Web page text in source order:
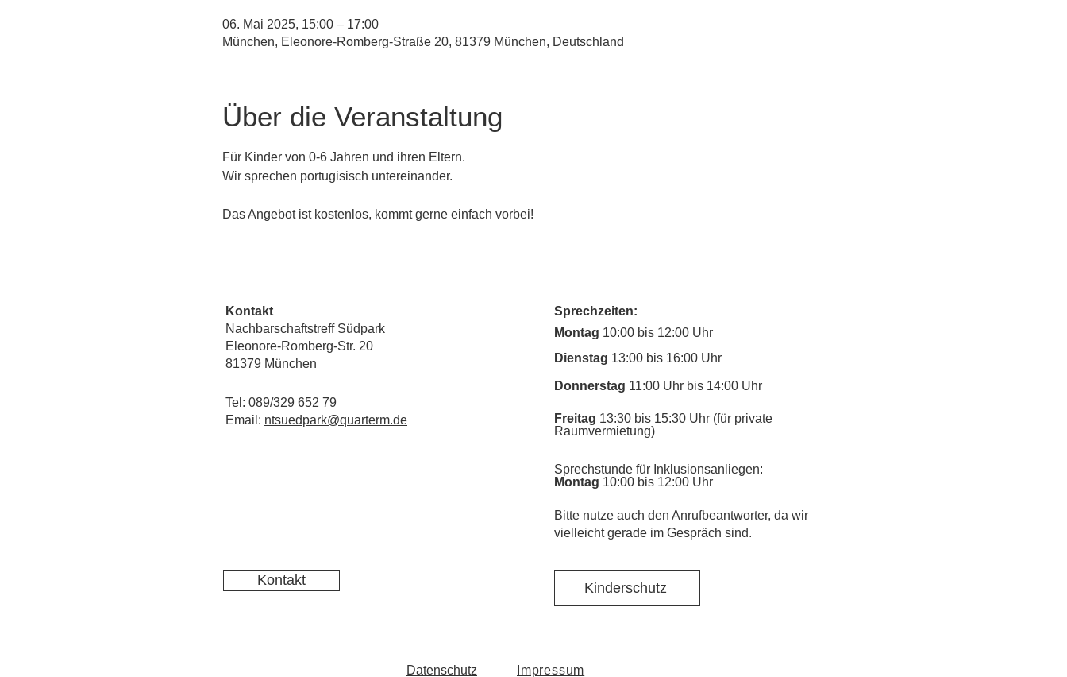
06. Mai 2025, 15:00 – 17:00
München, Eleonore-Romberg-Straße 20, 81379 München, Deutschland
Über die Veranstaltung
Für Kinder von 0-6 Jahren und ihren Eltern.
Wir sprechen portugisisch untereinander.
Das Angebot ist kostenlos, kommt gerne einfach vorbei!
Kontakt
Nachbarschaftstreff Südpark
Eleonore-Romberg-Str. 20
81379 München
Tel: 089/329 652 79
Email: ntsuedpark@quarterm.de
Kontakt
Sprechzeiten:
Montag 10:00 bis 12:00 Uhr
Dienstag 13:00 bis 16:00 Uhr
Donnerstag 11:00 Uhr bis 14:00 Uhr
Freitag 13:30 bis 15:30 Uhr (für private
Raumvermietung)
Sprechstunde für Inklusionsanliegen:
Montag 10:00 bis 12:00 Uhr
​Bitte nutze auch den Anrufbeantworter, da wir
vielleicht gerade im Gespräch sind.
Kinderschutz
Datenschutz Impressum